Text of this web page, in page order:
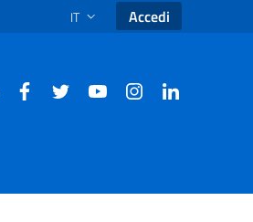
SELEZIONE LINGUA: LINGUA
IT Accedi